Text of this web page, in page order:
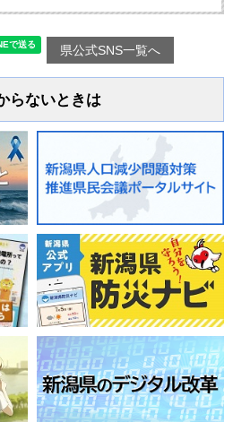
県公式SNS一覧へ
らないときは